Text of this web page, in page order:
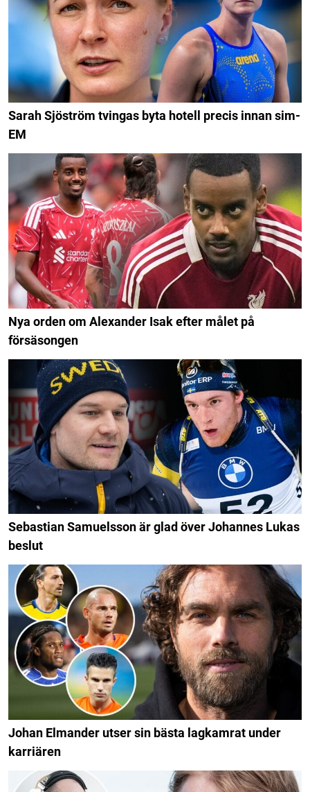
Sarah Sjöström tvingas byta hotell precis innan sim-
EM
Nya orden om Alexander Isak efter målet på
försäsongen
Sebastian Samuelsson är glad över Johannes Lukas
beslut
Johan Elmander utser sin bästa lagkamrat under
karriären